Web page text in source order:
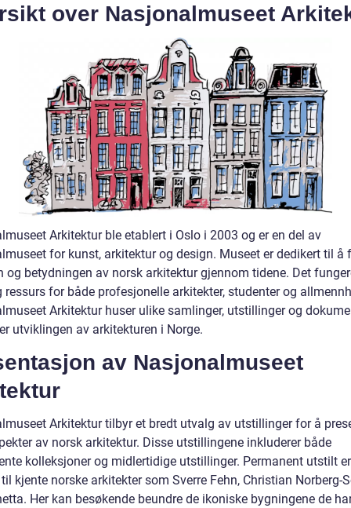
over Nasjonalmuseet
Arkitektur ble etablert i Oslo i 2003 og er en del av
for kunst, arkitektur og design. Museet er dedikert til å
og betydningen av norsk arkitektur gjennom tidene. Det
ressurs for både profesjonelle arkitekter, studenter og
Arkitektur huser ulike samlinger, utstillinger og
utviklingen av arkitekturen i Norge.
av Nasjonalmuseet
Arkitektur tilbyr et bredt utvalg av utstillinger for å
av norsk arkitektur. Disse utstillingene inkluderer både
kolleksjoner og midlertidige utstillinger. Permanent utstilt er
kjente norske arkitekter som Sverre Fehn, Christian Norberg-
Her kan besøkende beundre de ikoniske bygningene de